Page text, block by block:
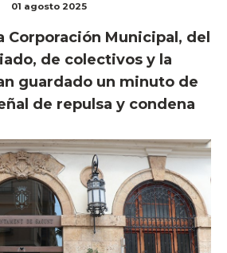
01 agosto 2025
Corporación Municipal, del
de colectivos y la
guardado un minuto de
de repulsa y condena